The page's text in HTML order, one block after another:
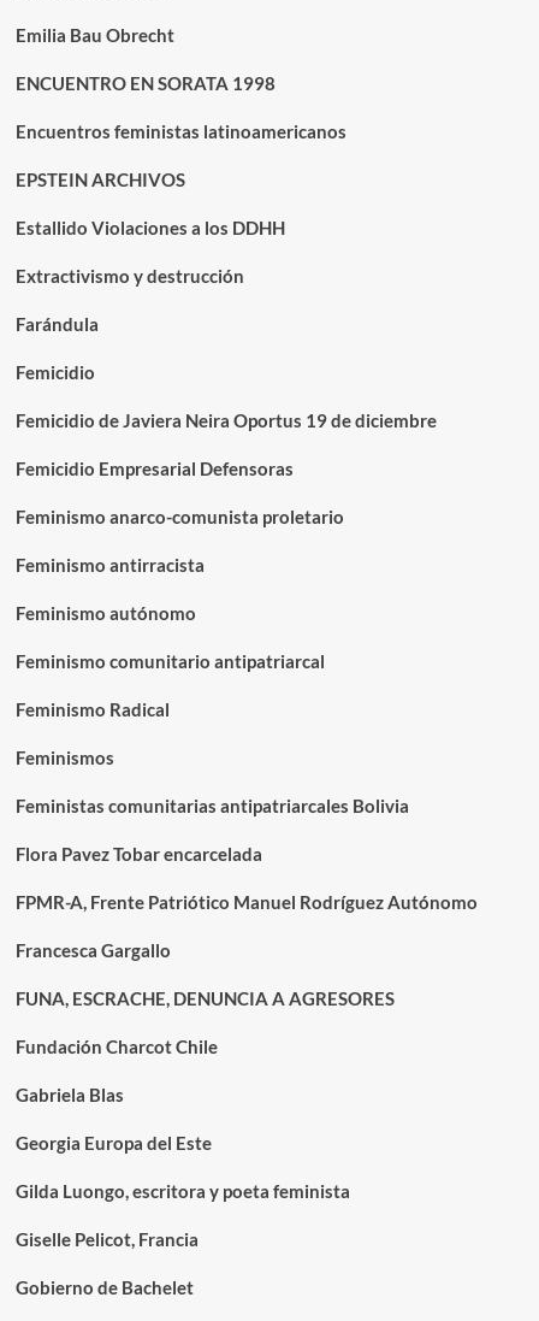
Emilia Bau Obrecht
ENCUENTRO EN SORATA 1998
Encuentros feministas latinoamericanos
EPSTEIN ARCHIVOS
Estallido Violaciones a los DDHH
Extractivismo y destrucción
Farándula
Femicidio
Femicidio de Javiera Neira Oportus 19 de diciembre
Femicidio Empresarial Defensoras
Feminismo anarco-comunista proletario
Feminismo antirracista
Feminismo autónomo
Feminismo comunitario antipatriarcal
Feminismo Radical
Feminismos
Feministas comunitarias antipatriarcales Bolivia
Flora Pavez Tobar encarcelada
FPMR-A, Frente Patriótico Manuel Rodríguez Autónomo
Francesca Gargallo
FUNA, ESCRACHE, DENUNCIA A AGRESORES
Fundación Charcot Chile
Gabriela Blas
Georgia Europa del Este
Gilda Luongo, escritora y poeta feminista
Giselle Pelicot, Francia
Gobierno de Bachelet